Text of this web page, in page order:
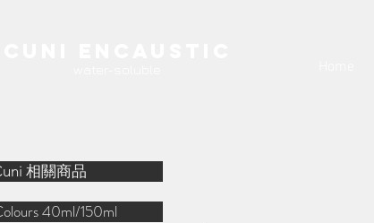
相關商品
40ml/150ml